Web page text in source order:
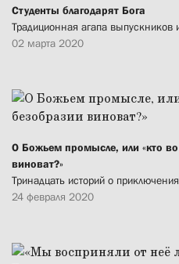
Студенты благодарят Бога
Традиционная агапа выпускников
02 марта 2020
О Божьем промысле, или «кто
виноват?»
Тринадцать историй о
24 февраля 2020